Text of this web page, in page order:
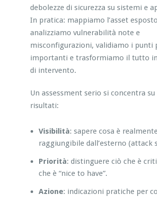
debolezze di sicurezza su sistemi e
In pratica: mappiamo l’asset
analizziamo vulnerabilità note e
misconfigurazioni, validiamo i punti
importanti e trasformiamo il tutto
di intervento.
Un assessment serio si concentra
risultati:
Visibilità: sapere cosa è
raggiungibile dall’esterno (attack
Priorità: distinguere ciò che è
che è “nice to have”.
Azione: indicazioni pratiche per